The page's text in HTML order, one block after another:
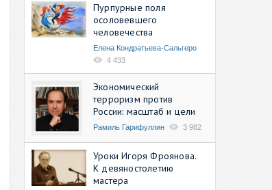
Пурпурные поля
осоловевшего
человечества
Елена Кондратьева-Сальгеро
4 433
Экономический
терроризм против
России: масштаб и цели
Рамиль Гарифуллин 3 982
Уроки Игоря Фроянова.
К девяностолетию
мастера